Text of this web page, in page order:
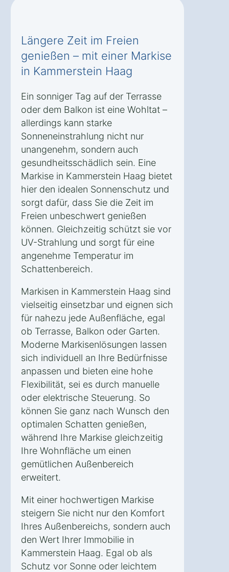
Längere Zeit im Freien
genießen – mit einer Markise
in Kammerstein Haag
Ein sonniger Tag auf der Terrasse
oder dem Balkon ist eine Wohltat –
allerdings kann starke
Sonneneinstrahlung nicht nur
unangenehm, sondern auch
gesundheitsschädlich sein. Eine
Markise in Kammerstein Haag bietet
hier den idealen Sonnenschutz und
sorgt dafür, dass Sie die Zeit im
Freien unbeschwert genießen
können. Gleichzeitig schützt sie vor
UV-Strahlung und sorgt für eine
angenehme Temperatur im
Schattenbereich.
Markisen in Kammerstein Haag sind
vielseitig einsetzbar und eignen sich
für nahezu jede Außenfläche, egal
ob Terrasse, Balkon oder Garten.
Moderne Markisenlösungen lassen
sich individuell an Ihre Bedürfnisse
anpassen und bieten eine hohe
Flexibilität, sei es durch manuelle
oder elektrische Steuerung. So
können Sie ganz nach Wunsch den
optimalen Schatten genießen,
während Ihre Markise gleichzeitig
Ihre Wohnfläche um einen
gemütlichen Außenbereich
erweitert.
Mit einer hochwertigen Markise
steigern Sie nicht nur den Komfort
Ihres Außenbereichs, sondern auch
den Wert Ihrer Immobilie in
Kammerstein Haag. Egal ob als
Schutz vor Sonne oder leichtem